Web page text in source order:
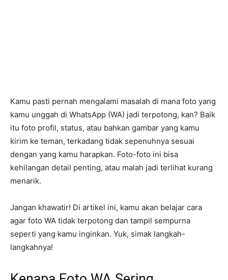
Kamu pasti pernah mengalami masalah di mana foto yang
kamu unggah di WhatsApp (WA) jadi terpotong, kan? Baik
itu foto profil, status, atau bahkan gambar yang kamu
kirim ke teman, terkadang tidak sepenuhnya sesuai
dengan yang kamu harapkan. Foto-foto ini bisa
kehilangan detail penting, atau malah jadi terlihat kurang
menarik.
Jangan khawatir! Di artikel ini, kamu akan belajar cara
agar foto WA tidak terpotong dan tampil sempurna
seperti yang kamu inginkan. Yuk, simak langkah-
langkahnya!